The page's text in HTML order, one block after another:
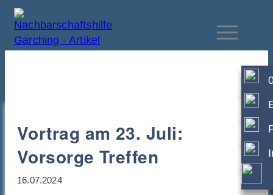
Vortrag am 23. Juli:
Vorsorge Treffen
16.07.2024